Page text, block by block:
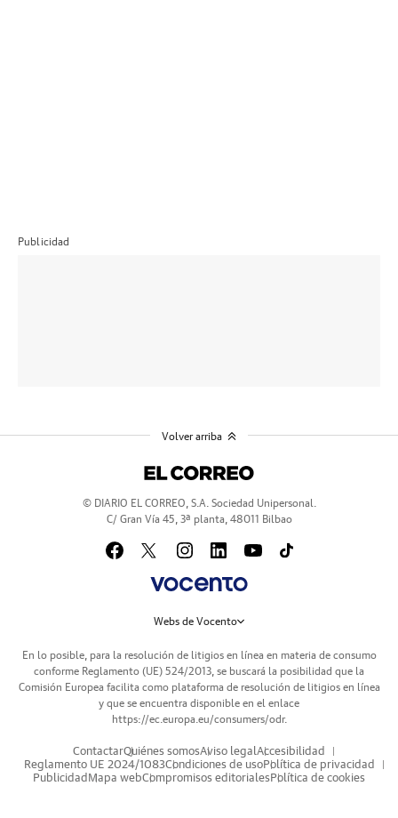
Publicidad
© DIARIO EL CORREO, S.A. Sociedad Unipersonal.
C/ Gran Vía 45, 3ª planta, 48011 Bilbao
Webs de Vocento
En lo posible, para la resolución de litigios en línea en materia de consumo
conforme Reglamento (UE) 524/2013, se buscará la posibilidad que la
Comisión Europea facilita como plataforma de resolución de litigios en línea
y que se encuentra disponible en el enlace
https://ec.europa.eu/consumers/odr.
ContactarQuiénes somosAviso legalAccesibilidad
Reglamento UE 2024/1083Condiciones de usoPolítica de privacidad
Publicidad Mapa webCompromisos editorialesPolítica de cookies
Volver arriba